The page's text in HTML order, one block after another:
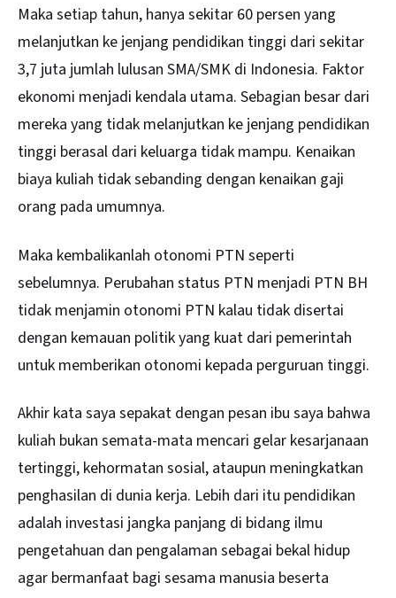
Maka setiap tahun, hanya sekitar 60 persen yang
melanjutkan ke jenjang pendidikan tinggi dari sekitar
3,7 juta jumlah lulusan SMA/SMK di Indonesia. Faktor
ekonomi menjadi kendala utama. Sebagian besar dari
mereka yang tidak melanjutkan ke jenjang pendidikan
tinggi berasal dari keluarga tidak mampu. Kenaikan
biaya kuliah tidak sebanding dengan kenaikan gaji
orang pada umumnya.
Maka kembalikanlah otonomi PTN seperti
sebelumnya. Perubahan status PTN menjadi PTN BH
tidak menjamin otonomi PTN kalau tidak disertai
dengan kemauan politik yang kuat dari pemerintah
untuk memberikan otonomi kepada perguruan tinggi.
Akhir kata saya sepakat dengan pesan ibu saya bahwa
kuliah bukan semata-mata mencari gelar kesarjanaan
tertinggi, kehormatan sosial, ataupun meningkatkan
penghasilan di dunia kerja. Lebih dari itu pendidikan
adalah investasi jangka panjang di bidang ilmu
pengetahuan dan pengalaman sebagai bekal hidup
agar bermanfaat bagi sesama manusia beserta